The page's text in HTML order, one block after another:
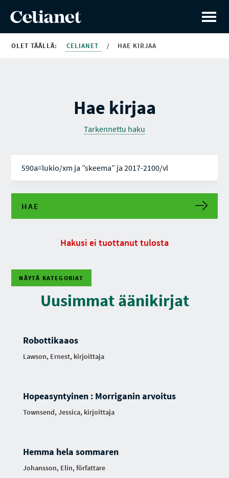
OLET TÄÄLLÄ: CELIANET / HAE KIRJAA
Hae kirjaa
Tarkennettu haku
HAE
Hakusi ei tuottanut tulosta
NÄYTÄ KATEGORIAT
Uusimmat äänikirjat
Robottikaaos
Lawson, Ernest, kirjoittaja
Hopeasyntyinen : Morriganin arvoitus
Townsend, Jessica, kirjoittaja
Hemma hela sommaren
Johansson, Elin, författare